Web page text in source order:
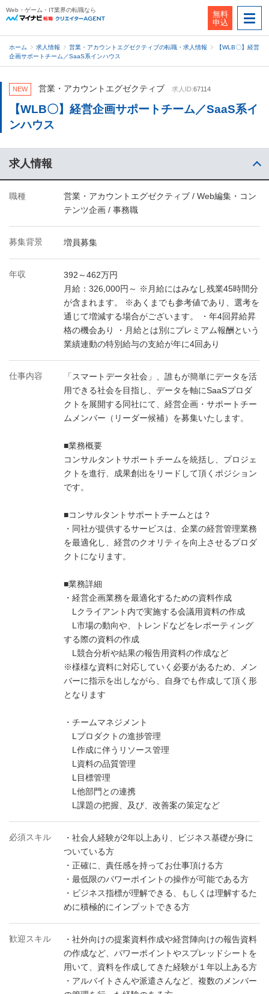
Web・ゲーム・IT業界の転職なら
無料
申込
ホーム 求人情報 営業・アカウントエグゼクティブの転職・求人情報
【WLB〇】経営
企画サポートチーム／SaaS系インハウス
NEW 営業・アカウントエグゼクティブ 求人ID:67114
【WLB〇】経営企画サポートチーム／SaaS系イ
ンハウス
求人情報
職種
営業・アカウントエグゼクティブ / Web編集・コン
テンツ企画 / 事務職
募集背景 増員募集
年収
392～462万円
月給：326,000円～ ※月給にはみなし残業45時間分
が含まれます。 ※あくまでも参考値であり、選考を
通じて増減する場合がございます。 ・年4回昇給昇
格の機会あり ・月給とは別にプレミアム報酬という
業績連動の特別給与の支給が年に4回あり
仕事内容
「スマートデータ社会」、誰もが簡単にデータを活
用できる社会を目指し、データを軸にSaaSプロダ
クトを展開する同社にて、経営企画・サポートチー
ムメンバー（リーダー候補）を募集いたします。
■業務概要
コンサルタントサポートチームを統括し、プロジェ
クトを進行、成果創出をリードして頂くポジション
です。
■コンサルタントサポートチームとは？
・同社が提供するサービスは、企業の経営管理業務
を最適化し、経営のクオリティを向上させるプロダ
クトになります。
■業務詳細
・経営企画業務を最適化するための資料作成
Lクライアント内で実施する会議用資料の作成
L市場の動向や、トレンドなどをレポーティング
する際の資料の作成
L競合分析や結果の報告用資料の作成など
※様様な資料に対応していく必要があるため、メン
バーに指示を出しながら、自身でも作成して頂く形
となります
・チームマネジメント
Lプロダクトの進捗管理
L作成に伴うリソース管理
L資料の品質管理
L目標管理
L他部門との連携
L課題の把握、及び、改善案の策定など
必須スキル
・社会人経験が2年以上あり、ビジネス基礎が身に
ついている方
・正確に、責任感を持ってお仕事頂ける方
・最低限のパワーポイントの操作が可能である方
・ビジネス指標が理解できる、もしくは理解するた
めに積極的にインプットできる方
歓迎スキル
・社外向けの提案資料作成や経営陣向けの報告資料
の作成など、パワーポイントやスプレッドシートを
用いて、資料を作成してきた経験が１年以上ある方
・アルバイトさんや派遣さんなど、複数のメンバー